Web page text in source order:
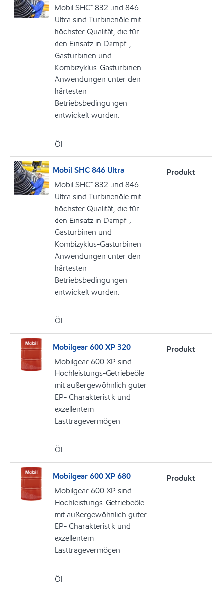
Mobil SHC™ 832 und 846
Ultra sind Turbinenöle mit
höchster Qualität, die für
den Einsatz in Dampf-,
Gasturbinen und
Kombizyklus-Gasturbinen
Anwendungen unter den
härtesten
Betriebsbedingungen
entwickelt wurden.
Öl
Mobil SHC 846 Ultra
Mobil SHC™ 832 und 846
Ultra sind Turbinenöle mit
höchster Qualität, die für
den Einsatz in Dampf-,
Gasturbinen und
Kombizyklus-Gasturbinen
Anwendungen unter den
härtesten
Betriebsbedingungen
entwickelt wurden.
Öl
Produkt
Mobilgear 600 XP 320
Mobilgear 600 XP sind
Hochleistungs-Getriebeöle
mit außergewöhnlich guter
EP- Charakteristik und
exzellentem
Lasttragevermögen
Öl
Produkt
Mobilgear 600 XP 680
Mobilgear 600 XP sind
Hochleistungs-Getriebeöle
mit außergewöhnlich guter
EP- Charakteristik und
exzellentem
Lasttragevermögen
Öl
Produkt